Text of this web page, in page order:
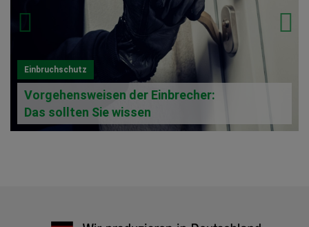
Einbruchschutz
Vorgehensweisen der Einbrecher:
Das sollten Sie wissen